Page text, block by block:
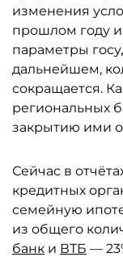
изменения
прошлом году и
параметры
дальнейшем,
сокращается.
региональных
закрытию ими
Сейчас в
кредитных
семейную
из общего
банк и ВТБ —